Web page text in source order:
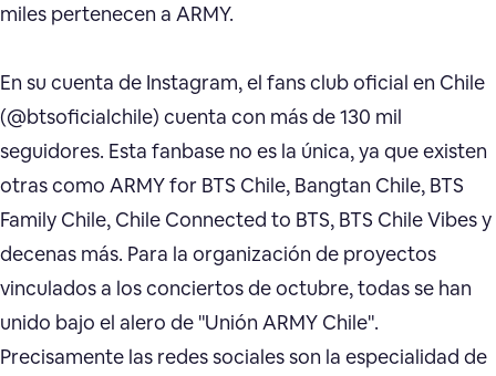
miles pertenecen a ARMY.
En su cuenta de Instagram, el fans club oficial en Chile
(@btsoficialchile) cuenta con más de 130 mil
seguidores. Esta fanbase no es la única, ya que existen
otras como ARMY for BTS Chile, Bangtan Chile, BTS
Family Chile, Chile Connected to BTS, BTS Chile Vibes y
decenas más. Para la organización de proyectos
vinculados a los conciertos de octubre, todas se han
unido bajo el alero de "Unión ARMY Chile".
Precisamente las redes sociales son la especialidad de